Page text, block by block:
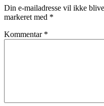
Din e-mailadresse vil ikke
markeret med *
Kommentar *